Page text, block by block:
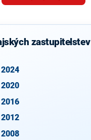
zastupitelstev